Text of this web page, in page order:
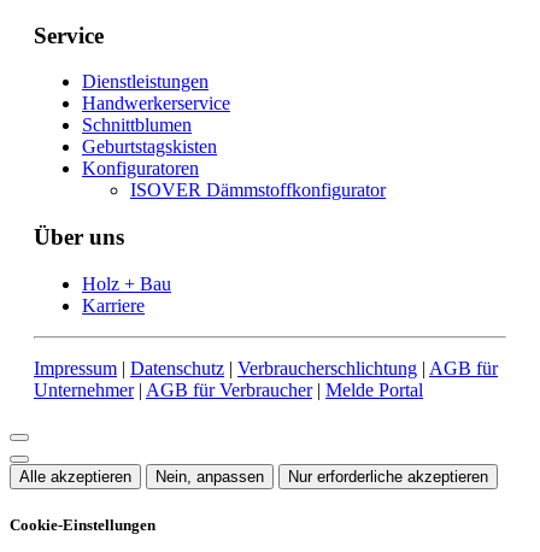
Service
Dienstleistungen
Handwerkerservice
Schnittblumen
Geburtstagskisten
Konfiguratoren
ISOVER Dämmstoffkonfigurator
Über uns
Holz + Bau
Karriere
Impressum | Datenschutz | Verbraucherschlichtung | AGB für
Unternehmer| AGB für Verbraucher| Melde Portal
Alle akzeptieren Nein, anpassen Nur erforderliche akzeptieren
Cookie-Einstellungen